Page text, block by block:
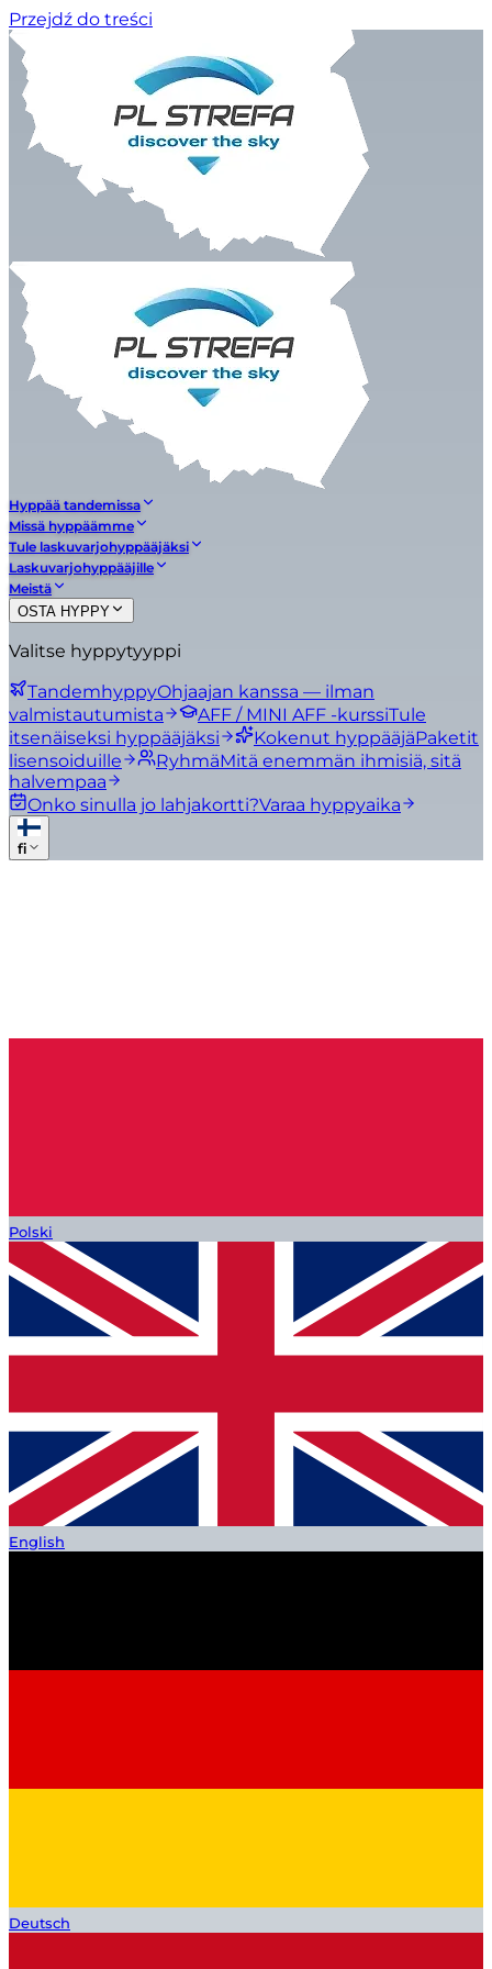
Przejdź do treści
Hyppää tandemissa
Missä hyppäämme
Tule laskuvarjohyppääjäksi
Laskuvarjohyppääjille
Meistä
OSTA HYPPY
Valitse hyppytyyppi
TandemhyppyOhjaajan kanssa — ilman
valmistautumista
AFF / MINI AFF -kurssiTule
itsenäiseksi hyppääjäksi
Kokenut hyppääjäPaketit
lisensoiduille
RyhmäMitä enemmän ihmisiä, sitä
halvempaa
Onko sinulla jo lahjakortti?Varaa hyppyaika
fi
Polski
English
Deutsch